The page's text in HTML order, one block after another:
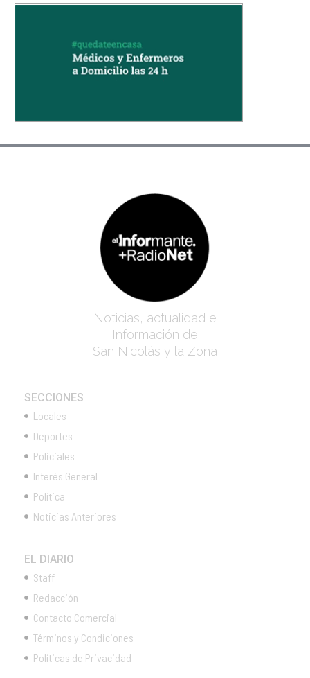
Noticias, actualidad e
Información de
San Nicolás y la Zona
SECCIONES
Locales
Deportes
Policiales
Interés General
Política
Noticias Anteriores
EL DIARIO
Staff
Redacción
Contacto Comercial
Términos y Condiciones
Políticas de Privacidad